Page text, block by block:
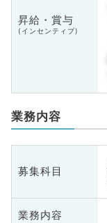
昇給・賞与
(インセンティブ)
業務内容
募集科目
業務内容